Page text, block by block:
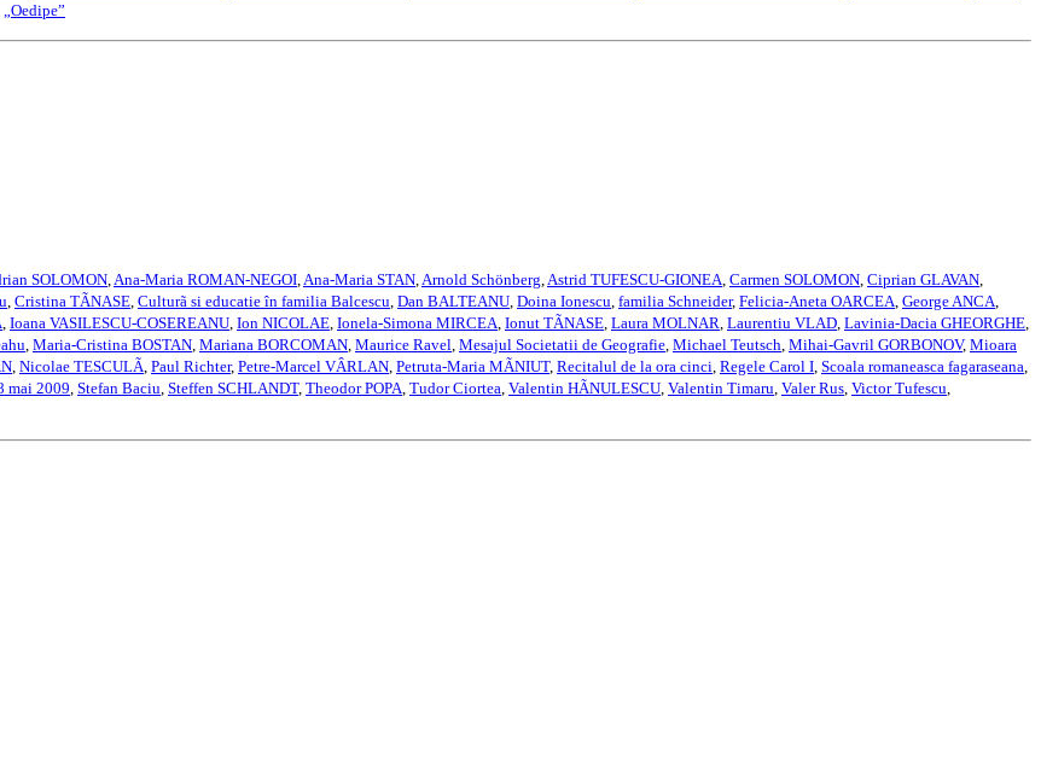
„Oedipe”
SOLOMON Ana-Maria ROMAN-NEGOI Ana-Maria STAN Arnold Schönberg Astrid TUFESCU-GIONEA Carmen SOLOMON Ciprian GLAVAN
Cristina TÃNASE Culturã si educatie în familia Balcescu Dan BALTEANU Doina Ionescu familia Schneider, Felicia-Aneta OARCEA George ANCA
Ioana VASILESCU-COSEREANU Ion NICOLAE Ionela-Simona MIRCEA Ionut TÃNASE Laura MOLNAR Laurentiu VLAD Lavinia-Dacia GHEORGHE
Maria-Cristina BOSTAN Mariana BORCOMAN Maurice Ravel Mesajul Societatii de Geografie Michael Teutsch Mihai-Gavril GORBONOV, Mioara
Nicolae TESCULÃ Paul Richter, Petre-Marcel VÂRLAN Petruta-Maria MÃNIUT, Recitalul de la ora cinci Regele Carol I Scoala romaneasca fagaraseana
mai 2009 Stefan Baciu Steffen SCHLANDT, Theodor POPA Tudor Ciortea Valentin HÃNULESCU Valentin Timaru Valer Rus Victor Tufescu